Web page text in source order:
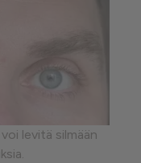
levitä silmään